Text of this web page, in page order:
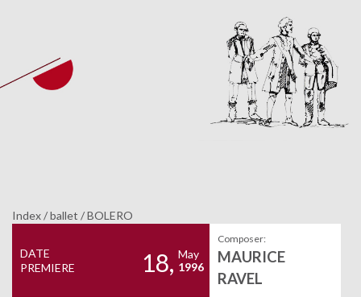
Index/ballet /BOLERO
DATE
PREMIERE
18, May
1996
Composer:
MAURICE
RAVEL